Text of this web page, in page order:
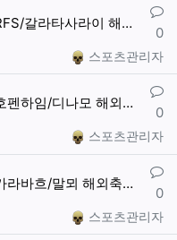
갈라타사라이 해외…
댓글
0
작성자스포츠관리자
임/디나모 해외축구…
댓글
0
작성자스포츠관리자
흐/말뫼 해외축구분…
댓글
0
작성자스포츠관리자